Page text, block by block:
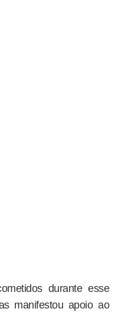
durante esse
manifestou apoio ao